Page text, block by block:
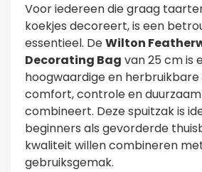
Voor iedereen die graag
koekjes decoreert, is een
essentieel. DeWilton
Decorating Bag van 25 cm is
hoogwaardige en herbruikbare
comfort, controle en
combineert. Deze spuitzak is
beginners als gevorderde
kwaliteit willen combineren
gebruiksgemak.